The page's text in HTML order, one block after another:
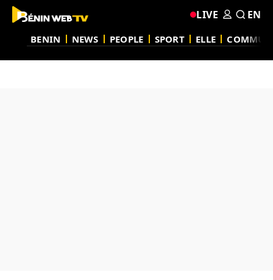
BENIN NEWS PEOPLE SPORT ELLE
LIVE EN